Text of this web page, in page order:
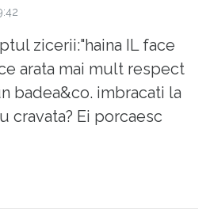
l-ar fi invins,in frunte cu
fals, a
s-a creat din nou o
care dl. Ciolos a
se pare ca degeaba!
cu mocirla ii apartine d-
l-a intrebat pe dl.
se duce in mocirla de
zicerii:"haina IL face
arata mai mult respect
badea&co. imbracati la
cravata? Ei porcaesc
"ireprosabil.